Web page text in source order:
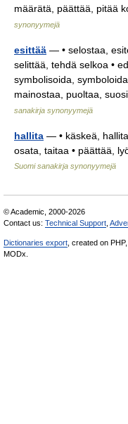
määrätä, päättää, pitää
synonyymejä
esittää — • selostaa,
selittää, tehdä selkoa •
symbolisoida,
mainostaa, puoltaa,
sanakirja synonyymejä
hallita — • käskeä,
osata, taitaa • päättää,
Suomi sanakirja synonyymejä
© Academic, 2000-2026
Contact us: Technical Support
Dictionaries export , created on PHP,
MODx.